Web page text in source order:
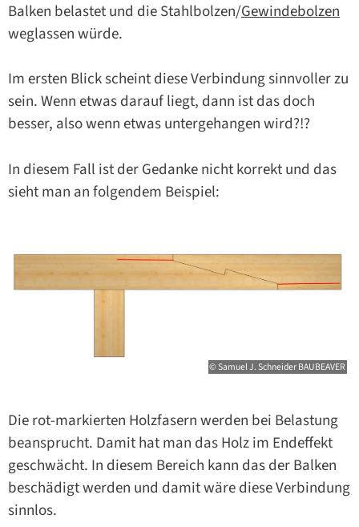
Balken belastet und die Stahlbolzen/Gewindebolzen
weglassen würde.
Im ersten Blick scheint diese Verbindung sinnvoller zu
sein. Wenn etwas darauf liegt, dann ist das doch
besser, also wenn etwas untergehangen wird?!?
In diesem Fall ist der Gedanke nicht korrekt und das
sieht man an folgendem Beispiel:
© Samuel J. Schneider BAUBEAVER
Die rot-markierten Holzfasern werden bei Belastung
beansprucht. Damit hat man das Holz im Endeffekt
geschwächt. In diesem Bereich kann das der Balken
beschädigt werden und damit wäre diese Verbindung
sinnlos.